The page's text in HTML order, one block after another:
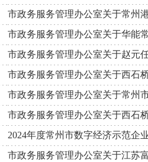
市政务服务管理办公室关于常州
市政务服务管理办公室关于华能
市政务服务管理办公室关于赵元
市政务服务管理办公室关于西石
市政务服务管理办公室关于常州
市政务服务管理办公室关于西石
2024年度常州市数字经济示范企
市政务服务管理办公室关于江苏